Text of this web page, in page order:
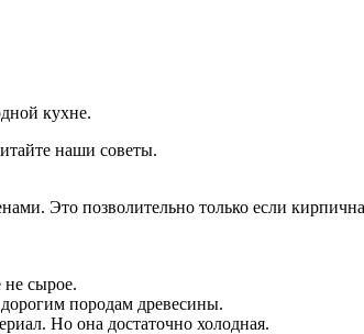
кухне.
наши советы.
Это позволительно только если
сырое.
породам древесины.
Но она достаточно холодная.